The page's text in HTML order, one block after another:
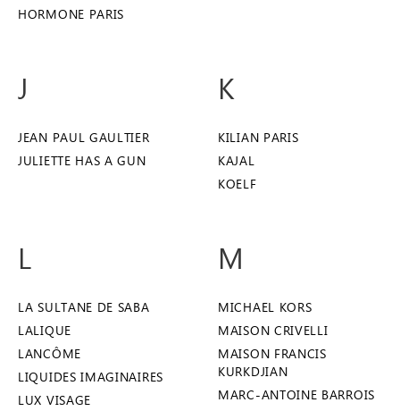
HORMONE PARIS
J
JEAN PAUL GAULTIER
JULIETTE HAS A GUN
K
KILIAN PARIS
KAJAL
KOELF
L
LA SULTANE DE SABA
LALIQUE
LANCÔME
LIQUIDES IMAGINAIRES
LUX VISAGE
M
MICHAEL KORS
MAISON CRIVELLI
MAISON FRANCIS
KURKDJIAN
MARC-ANTOINE BARROIS